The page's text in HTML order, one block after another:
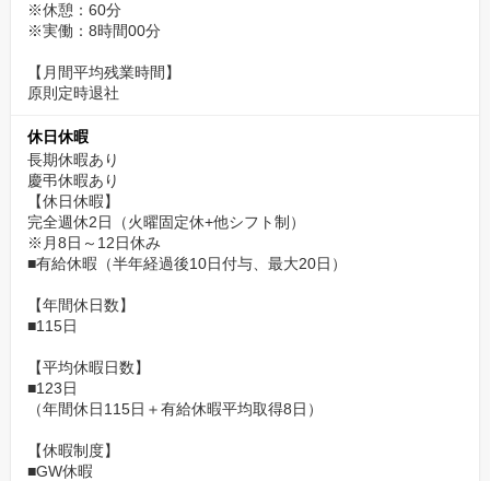
※休憩：60分
※実働：8時間00分
【月間平均残業時間】
原則定時退社
休日休暇
長期休暇あり
慶弔休暇あり
【休日休暇】
完全週休2日（火曜固定休+他シフト制）
※月8日～12日休み
■有給休暇（半年経過後10日付与、最大20日）
【年間休日数】
■115日
【平均休暇日数】
■123日
（年間休日115日＋有給休暇平均取得8日）
【休暇制度】
■GW休暇